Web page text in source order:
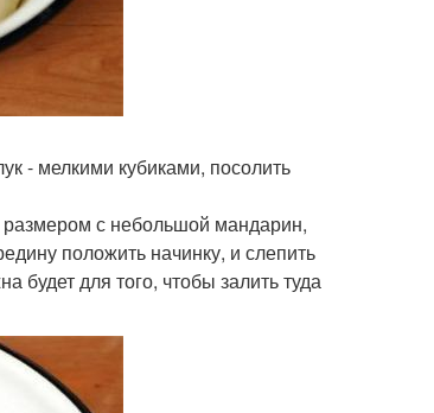
- мелкими кубиками, посолить
размером с небольшой мандарин,
положить начинку, и слепить
будет для того, чтобы залить туда